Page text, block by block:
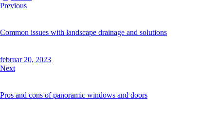
Previous
Common issues with landscape drainage and solutions
februar 20, 2023
Next
Pros and cons of panoramic windows and doors